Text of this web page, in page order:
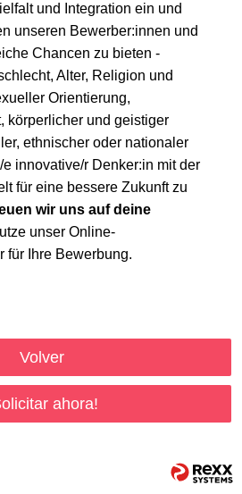
und Integration ein und
unseren Bewerber:innen und
Chancen zu bieten -
Alter, Religion und
Orientierung,
körperlicher und geistiger
ethnischer oder nationaler
innovative/r Denker:in mit der
für eine bessere Zukunft zu
wir uns auf deine
unser Online-
für Ihre Bewerbung.
Volver
ahora!